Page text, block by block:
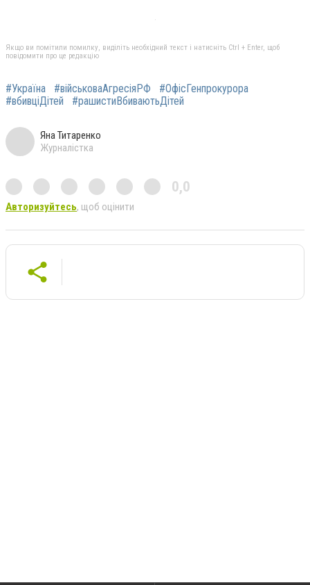
Якщо ви помітили помилку, виділіть необхідний текст і натисніть Ctrl + Enter, щоб
повідомити про це редакцію
#Україна #військоваАгресіяРФ
#ОфісГенпрокурора
#вбивціДітей
#рашистиВбиваютьДітей
Яна Титаренко
Журналістка
0,0
Авторизуйтесь, щоб оцінити